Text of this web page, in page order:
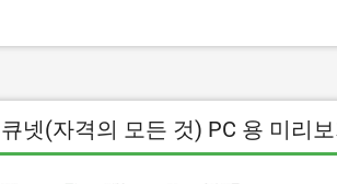
넷(자격의 모든 것) PC 용 미리보